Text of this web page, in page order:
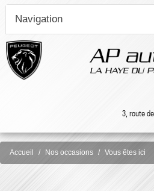
Navigation
3, route
Accueil Nos occasions Vous êtes ici